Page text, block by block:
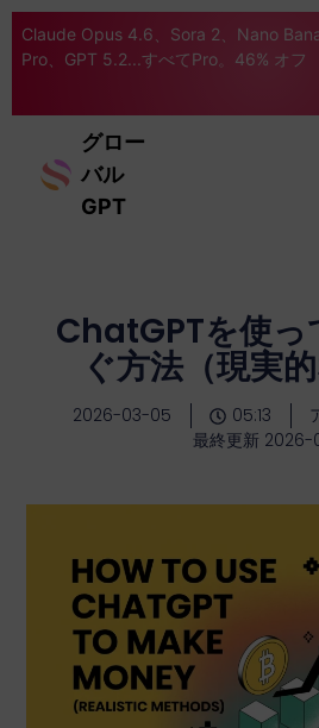
Claude Opus 4.6、Sora 2、Nano
Pro、GPT 5.2...すべてPro。46% オフ
グロー
バル
GPT
ChatGPTを使っ
ぐ方法（現実的
2026-03-05 05:13
最終更新